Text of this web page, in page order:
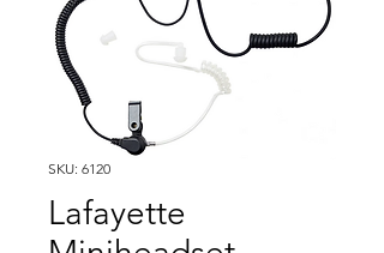
SKU: 6120
Lafayette